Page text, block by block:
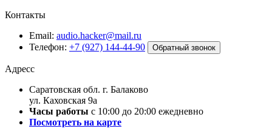
Контакты
Email: audio.hacker@mail.ru
Телефон: +7 (927) 144-44-90 Обратный звонок
Адресс
Саратовская обл. г. Балаково
ул. Каховская 9а
Часы работы с 10:00 до 20:00 ежедневно
Посмотреть на карте